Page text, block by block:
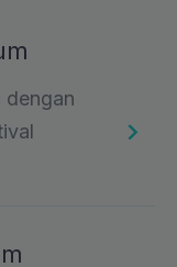
dengan